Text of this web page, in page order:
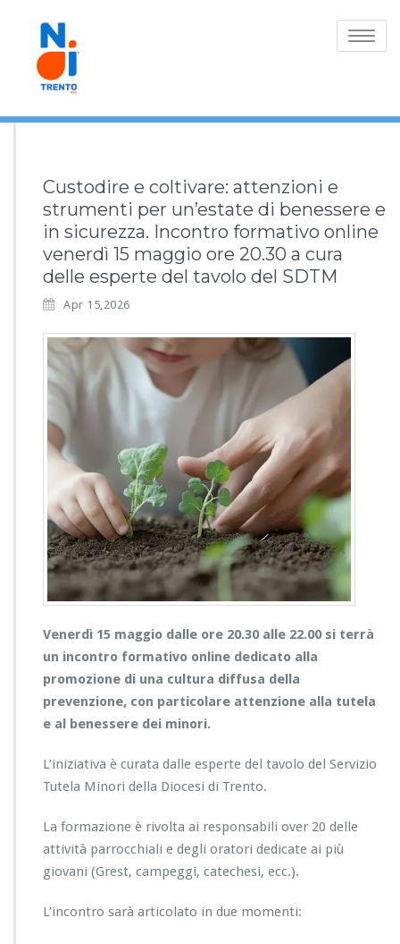
Toggle
Custodire e coltivare: attenzioni e
strumenti per un’estate di benessere e
in sicurezza. Incontro formativo online
venerdì 15 maggio ore 20.30 a cura
delle esperte del tavolo del SDTM
Apr 15,2026
Venerdì 15 maggio dalle ore 20.30 alle 22.00 si terrà
un incontro formativo online dedicato alla
promozione di una cultura diffusa della
prevenzione, con particolare attenzione alla tutela
e al benessere dei minori.
L’iniziativa è curata dalle esperte del tavolo del Servizio
Tutela Minori della Diocesi di Trento.
La formazione è rivolta ai responsabili over 20 delle
attività parrocchiali e degli oratori dedicate ai più
giovani (Grest, campeggi, catechesi, ecc.).
L’incontro sarà articolato in due momenti: